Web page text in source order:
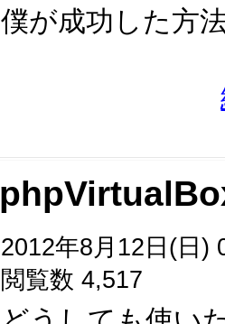
僕が成功した方
2012年8月12日(日)
閲覧数 4,517